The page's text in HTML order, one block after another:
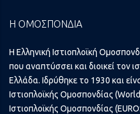
Η ΟΜΟΣΠΟΝΔΙΑ
Η Ελληνική Ιστιοπλοϊκή
που αναπτύσσει και διοικεί τον
Ελλάδα. Ιδρύθηκε το 1930 και
Ιστιοπλοϊκής Ομοσπονδίας
Ιστιοπλοϊκής Ομοσπονδίας